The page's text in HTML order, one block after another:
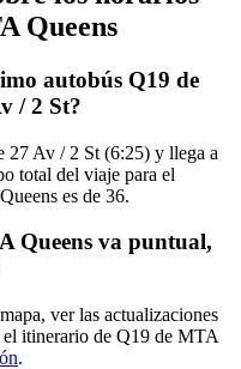
Queens
autobús Q19 de
/ 2 St?
27 Av / 2 St (6:25) y llega a
total del viaje para el
es de 36.
Queens va puntual,
ver las actualizaciones
itinerario de Q19 de MTA
.